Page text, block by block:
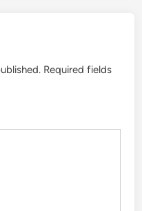
Required fields